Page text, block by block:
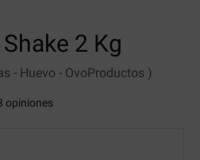
2 Kg
- Huevo - OvoProductos )
opiniones